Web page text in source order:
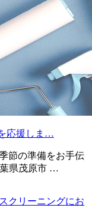
応援しま…
節の準備をお手伝
県茂原市 …
クリーニングにお